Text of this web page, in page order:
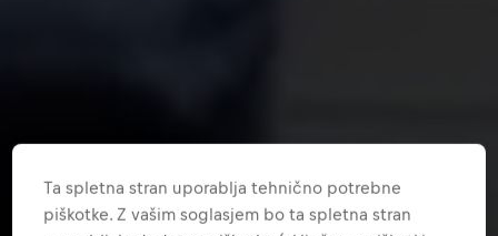
Ta spletna stran uporablja tehnično potrebne
piškotke. Z vašim soglasjem bo ta spletna stran